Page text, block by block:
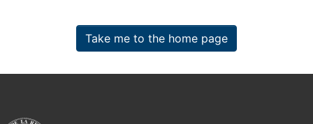
Take me to the home page